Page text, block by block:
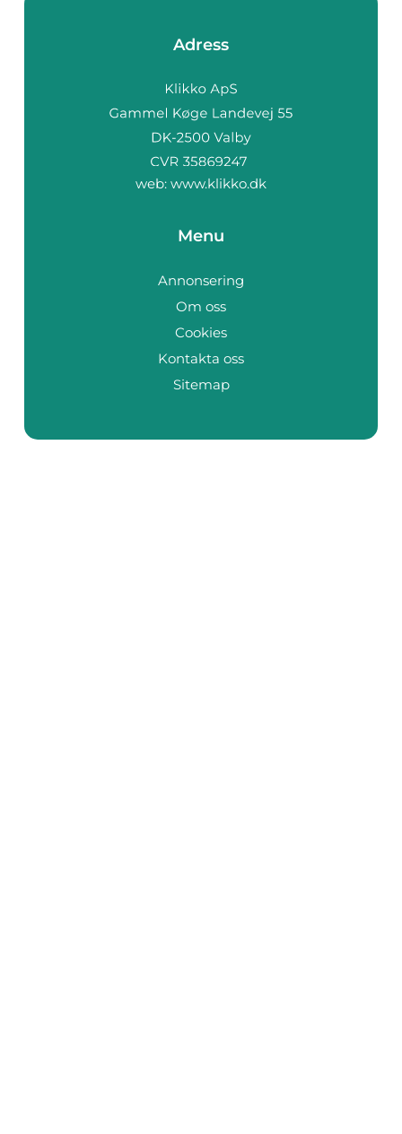
Adress
web: www.klikko.dk
Menu
Annonsering
Om oss
Cookies
Kontakta oss
Sitemap